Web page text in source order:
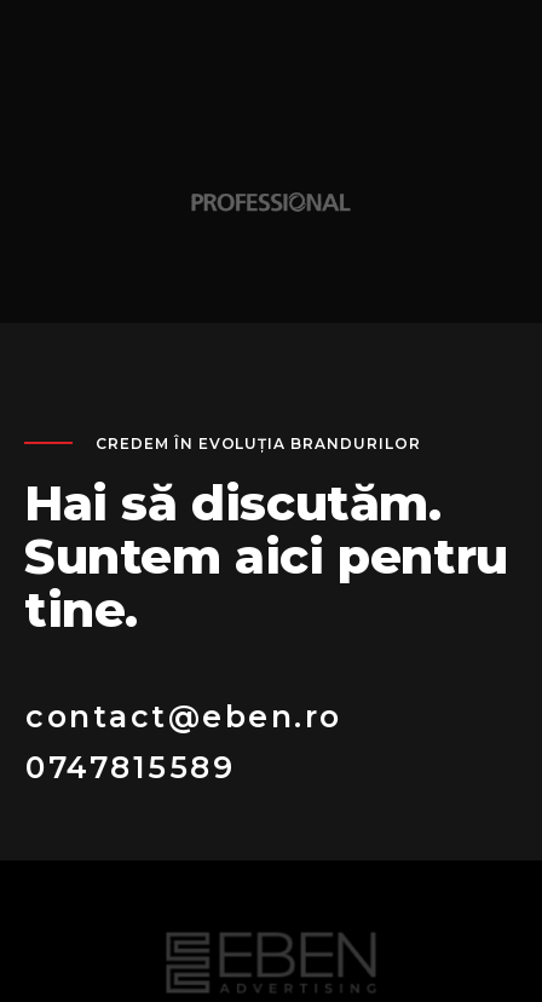
CREDEM ÎN EVOLUȚIA BRANDURILOR
Hai să discutăm.
Suntem aici pentru
tine.
contact@eben.ro
0747815589